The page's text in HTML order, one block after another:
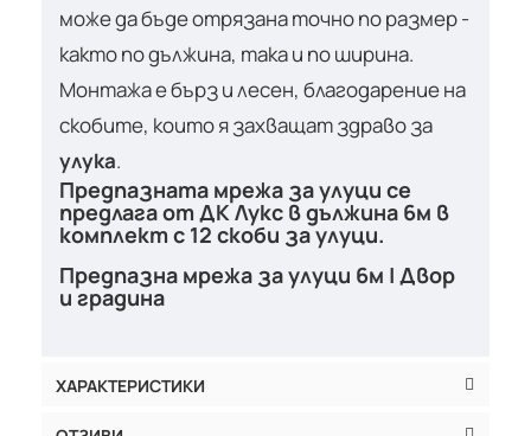
може да бъде отрязана точно по размер -
както по дължина, така и по ширина.
Монтажа е бърз и лесен, благодарение на
скобите, които я захващат здраво за
улука.
Предпазната мрежа за улуци се
предлага от ДК Лукс в дължина 6м в
комплект с 12 скоби за улуци.
Предпазна мрежа за улуци 6м | Двор
и градина
ХАРАКТЕРИСТИКИ